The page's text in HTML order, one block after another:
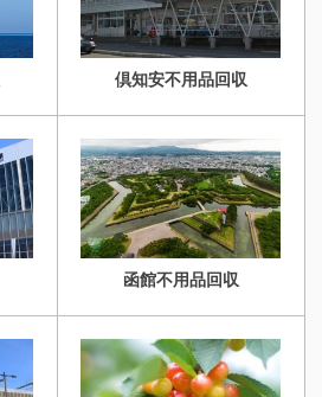
倶知安不用品回収
函館不用品回収